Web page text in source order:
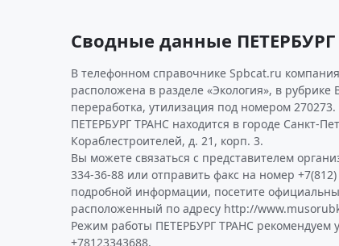
Сводные данные
В телефонном справочнике Spbcat.ru
расположена в разделе «Экология», в
переработка, утилизация под номером 270273.
ПЕТЕРБУРГ ТРАНС находится в городе Санкт-
Кораблестроителей, д. 21, корп. 3.
Вы можете связаться с представителем
334-36-88 или отправить факс на номер
подробной информации, посетите
расположенный по адресу http://
Режим работы ПЕТЕРБУРГ ТРАНС рекомендуем
+78123343688.